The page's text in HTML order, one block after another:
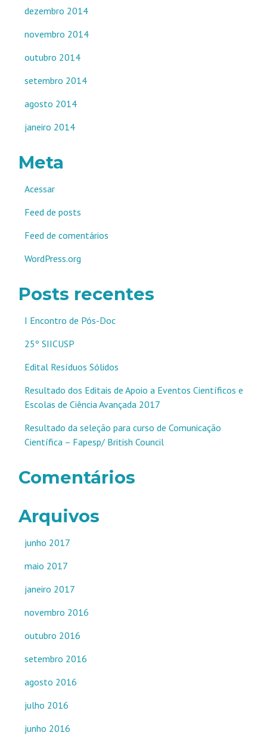
dezembro 2014
novembro 2014
outubro 2014
setembro 2014
agosto 2014
janeiro 2014
Meta
Acessar
Feed de posts
Feed de comentários
WordPress.org
Posts recentes
I Encontro de Pós-Doc
25º SIICUSP
Edital Resíduos Sólidos
Resultado dos Editais de Apoio a Eventos Científicos e
Escolas de Ciência Avançada 2017
Resultado da seleção para curso de Comunicação
Científica – Fapesp/ British Council
Comentários
Arquivos
junho 2017
maio 2017
janeiro 2017
novembro 2016
outubro 2016
setembro 2016
agosto 2016
julho 2016
junho 2016